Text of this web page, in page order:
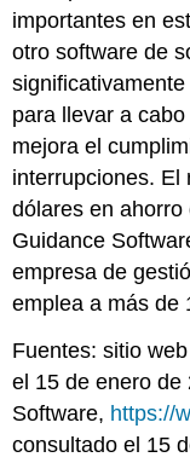
importantes en
otro software de
para llevar a
mejora el
interrupciones. El
dólares en ahorro
Guidance
empresa de
emplea a más de
Fuentes: sitio
el 15 de enero de
Software, https://
consultado el 15